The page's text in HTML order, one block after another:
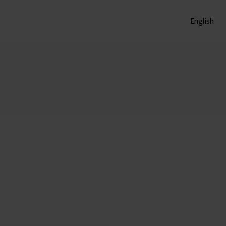
English